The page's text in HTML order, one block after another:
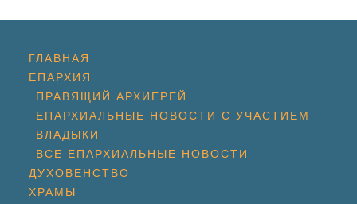
ГЛАВНАЯ
ЕПАРХИЯ
ПРАВЯЩИЙ АРХИЕРЕЙ
ЕПАРХИАЛЬНЫЕ НОВОСТИ С УЧАСТИЕМ
ВЛАДЫКИ
ВСЕ ЕПАРХИАЛЬНЫЕ НОВОСТИ
ДУХОВЕНСТВО
ХРАМЫ